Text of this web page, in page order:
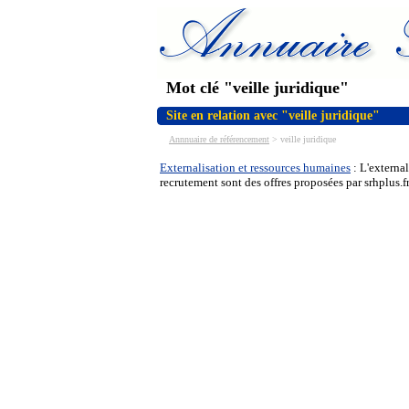
Mot clé "veille juridique"
Site en relation avec "veille juridique"
Annnuaire de référencement > veille juridique
Externalisation et ressources humaines :
recrutement sont des offres proposées par